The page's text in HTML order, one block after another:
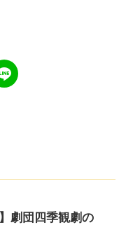
劇団四季観劇の